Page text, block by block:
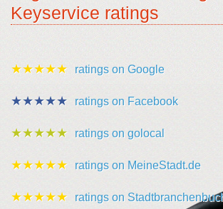
Keyservice ratings
★★★★★ ratings on Google
★★★★★ ratings on Facebook
★★★★★ ratings on golocal
★★★★★ ratings on MeineStadt.de
★★★★★ ratings on